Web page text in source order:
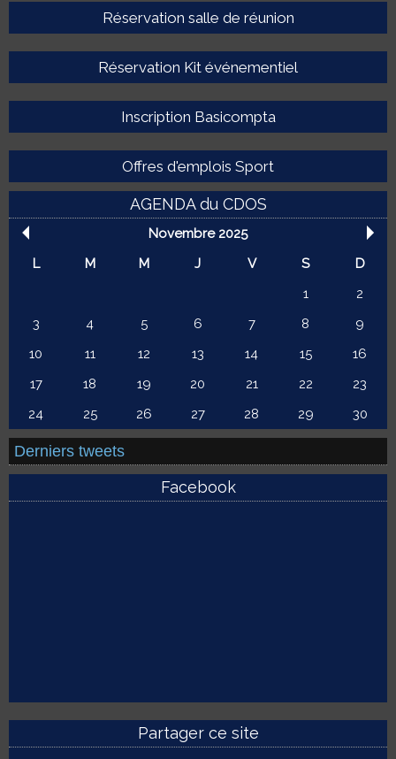
Réservation salle de réunion
Réservation Kit événementiel
Inscription Basicompta
Offres d'emplois Sport
AGENDA du CDOS
Novembre 2025
L
M M J V S
D
1
2
3
4 5 6 7 8
9
10
11 12 13 14 15
16
17
18 19 20 21 22
23
24
25 26 27 28 29 30
Derniers tweets
Facebook
Partager ce site